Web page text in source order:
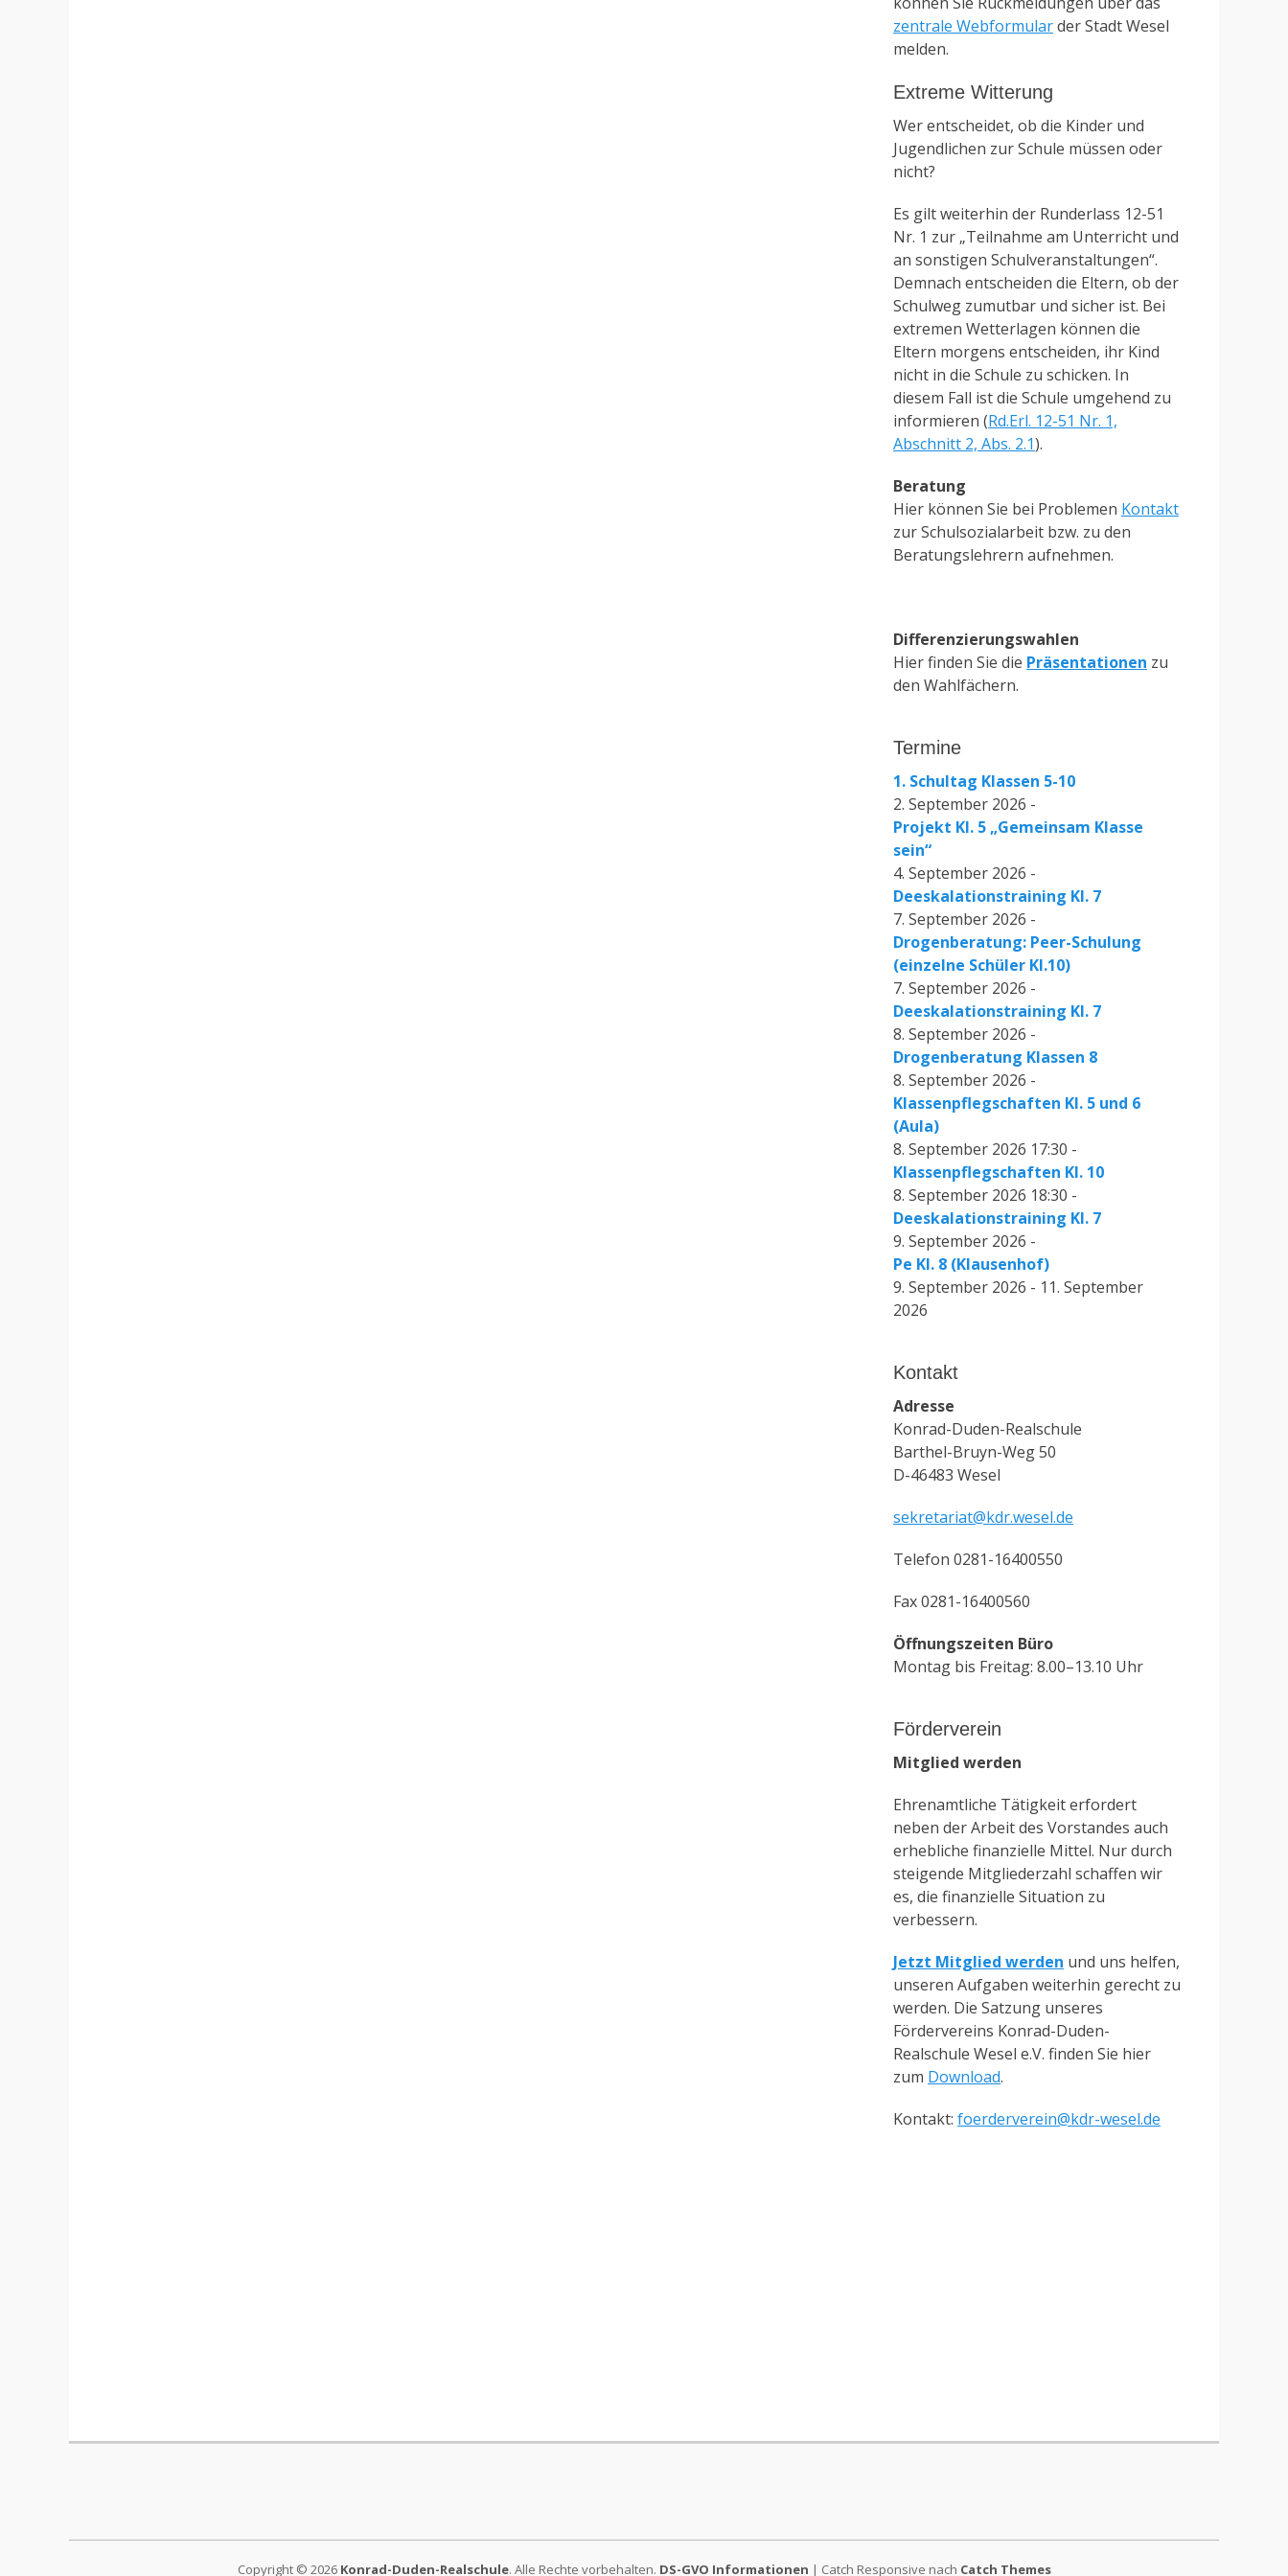
zentrale Webformularder Stadt Wesel
melden.
Extreme Witterung
Wer entscheidet, ob die Kinder und
Jugendlichen zur Schule müssen oder
nicht?
Es gilt weiterhin der Runderlass 12-51
Nr. 1 zur „Teilnahme am Unterricht und
an sonstigen Schulveranstaltungen“.
Demnach entscheiden die Eltern, ob der
Schulweg zumutbar und sicher ist. Bei
extremen Wetterlagen können die
Eltern morgens entscheiden, ihr Kind
nicht in die Schule zu schicken. In
diesem Fall ist die Schule umgehend zu
informieren (Rd.Erl. 12-51 Nr. 1,
Abschnitt 2, Abs. 2.1).
Beratung
Hier können Sie bei Problemen Kontakt
zur Schulsozialarbeit bzw. zu den
Beratungslehrern aufnehmen.
Differenzierungswahlen
Hier finden Sie die Präsentationen zu
den Wahlfächern.
Termine
1. Schultag Klassen 5-10
2. September 2026 -
Projekt Kl. 5 „Gemeinsam Klasse
sein“
4. September 2026 -
Deeskalationstraining Kl. 7
7. September 2026 -
Drogenberatung: Peer-Schulung
(einzelne Schüler Kl.10)
7. September 2026 -
Deeskalationstraining Kl. 7
8. September 2026 -
Drogenberatung Klassen 8
8. September 2026 -
Klassenpflegschaften Kl. 5 und 6
(Aula)
8. September 2026 17:30 -
Klassenpflegschaften Kl. 10
8. September 2026 18:30 -
Deeskalationstraining Kl. 7
9. September 2026 -
Pe Kl. 8 (Klausenhof)
9. September 2026 - 11. September
2026
Kontakt
Adresse
Konrad-Duden-Realschule
Barthel-Bruyn-Weg 50
D-46483 Wesel
sekretariat@kdr.wesel.de
Telefon 0281-16400550
Fax 0281-16400560
Öffnungszeiten Büro
Montag bis Freitag: 8.00–13.10 Uhr
Förderverein
Mitglied werden
Ehrenamtliche Tätigkeit erfordert
neben der Arbeit des Vorstandes auch
erhebliche finanzielle Mittel. Nur durch
steigende Mitgliederzahl schaffen wir
es, die finanzielle Situation zu
verbessern.
Jetzt Mitglied werden und uns helfen,
unseren Aufgaben weiterhin gerecht zu
werden. Die Satzung unseres
Fördervereins Konrad-Duden-
Realschule Wesel e.V. finden Sie hier
zum Download.
Kontakt: foerderverein@kdr-wesel.de
Copyright © 2026 Konrad-Duden-Realschule. Alle Rechte vorbehalten. DS-GVO Informationen | Catch Responsive nach Catch Themes